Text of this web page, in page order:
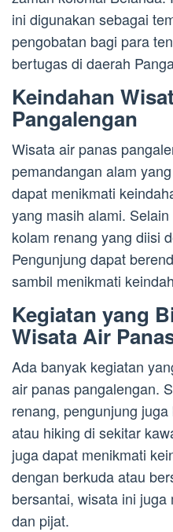
ini digunakan sebagai
pengobatan bagi para
bertugas di daerah
Keindahan
Pangalengan
Wisata air panas
pemandangan alam
dapat menikmati
yang masih alami.
kolam renang yang diisi
Pengunjung dapat
sambil menikmati
Kegiatan yang
Wisata Air
Ada banyak kegiatan
air panas pangalengan.
renang, pengunjung
atau hiking di sekitar
juga dapat menikmati
dengan berkuda atau
bersantai, wisata ini
dan pijat.